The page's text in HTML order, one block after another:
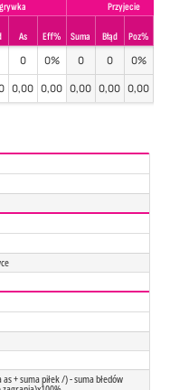
Przyjecie
As Eff% Suma Błąd Poz%
0 0% 0 0 0%
0,00 0,00 0,00 0,00 0,00
as + suma piłek /) - suma błedów